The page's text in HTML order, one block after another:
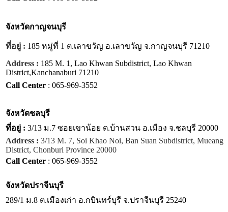
จังหวัดกาญจนบุรี
ที่อยู่ : 185 หมู่ที่ 1 ต.เลาขวัญ อ.เลาขวัญ จ.กาญจนบุรี 71210
Address : 185 M. 1, Lao Khwan Subdistrict, Lao Khwan
District,Kanchanaburi 71210
Call Center : 065-969-3552
จังหวัดชลบุรี
ที่อยู่ : 3/13 ม.7 ซอยเขาน้อย ต.บ้านสวน อ.เมือง จ.ชลบุรี 20000
Address : 3/13 M. 7, Soi Khao Noi, Ban Suan Subdistrict, Mueang
District, Chonburi Province 20000
Call Center : 065-969-3552
จังหวัดปราจีนบุรี
289/1 ม.8 ต.เมืองเก่า อ.กบินทร์บุรี จ.ปราจีนบุรี 25240